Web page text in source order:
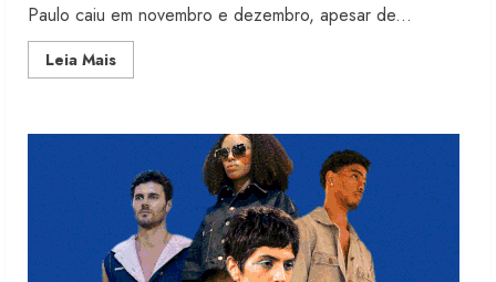
Paulo caiu em novembro e dezembro, apesar de...
Leia MaisRead
more
no
bimestre
4
Fakini prevê R$345 milhões de
receita em 2026
4 de agosto de 2026